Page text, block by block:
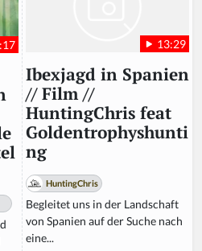
13:29
Ibexjagd in Spanien
// Film //
HuntingChris feat
Goldentrophyshunti
ng
HuntingChris
Begleitet uns in der Landschaft
von Spanien auf der Suche nach
eine...